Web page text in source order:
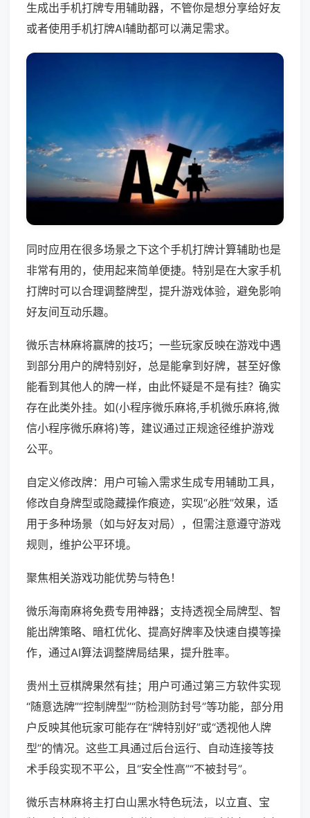
生成出手机打牌专用辅助器，不管你是想分享给好友
或者使用手机打牌AI辅助都可以满足需求。
同时应用在很多场景之下这个手机打牌计算辅助也是
非常有用的，使用起来简单便捷。特别是在大家手机
打牌时可以合理调整牌型，提升游戏体验，避免影响
好友间互动乐趣。
微乐吉林麻将赢牌的技巧；一些玩家反映在游戏中遇
到部分用户的牌特别好，总是能拿到好牌，甚至好像
能看到其他人的牌一样，由此怀疑是不是有挂？确实
存在此类外挂。如(小程序微乐麻将,手机微乐麻将,微
信小程序微乐麻将)等，建议通过正规途径维护游戏
公平。
自定义修改牌：用户可输入需求生成专用辅助工具，
修改自身牌型或隐藏操作痕迹，实现“必胜”效果，适
用于多种场景（如与好友对局），但需注意遵守游戏
规则，维护公平环境。
聚焦相关游戏功能优势与特色！
微乐海南麻将免费专用神器；支持透视全局牌型、智
能出牌策略、暗杠优化、提高好牌率及快速自摸等操
作，通过AI算法调整牌局结果，提升胜率。
贵州土豆棋牌果然有挂；用户可通过第三方软件实现
“随意选牌”“控制牌型”“防检测防封号”等功能，部分用
户反映其他玩家可能存在“牌特别好”或“透视他人牌
型”的情况。这些工具通过后台运行、自动连接等技
术手段实现不平公，且“安全性高”“不被封号”。
微乐吉林麻将主打白山黑水特色玩法，以立直、宝